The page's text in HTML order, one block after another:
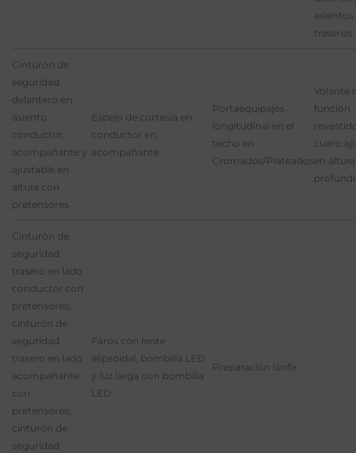
asientos
traseros
Cinturón de
seguridad
delantero en
asiento
conductor,
acompañante y
ajustable en
altura con
pretensores
Espejo de cortesía en
conductor en
acompañante
Portaequipajes
longitudinal en el
techo en
Cromados/Plateados
Volante
función
cuero
en
Cinturón de
seguridad
trasero en lado
conductor con
pretensores,
cinturón de
seguridad
trasero en lado
acompañante
con
pretensores,
cinturón de
seguridad
Faros con lente
elipsoidal, bombilla LED
y luz larga con bombilla
LED
Preparación Isofix